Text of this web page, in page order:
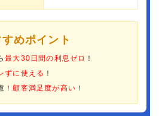
めポイント
最大30日間の利息ゼロ ！
ずに使える ！
！ 顧客満足度が高い ！